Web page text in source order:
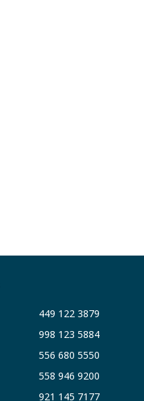
449 122 3879
998 123 5884
556 680 5550
558 946 9200
921 145 7177